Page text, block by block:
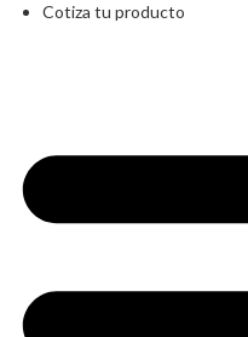
Cotiza tu producto